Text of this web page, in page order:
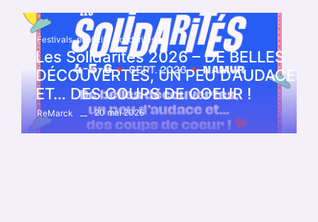
Festivals, publicité, solidarités
Les Solidarités 2026 – DE BELLES
DÉCOUVERTES, UN PEU D’AUDACE
ET… DES COUPS DE COEUR !
ReMarck 20 mai 2026